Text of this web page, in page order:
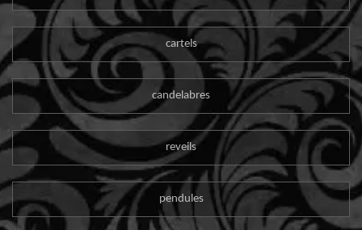
cartels
candelabres
reveils
pendules